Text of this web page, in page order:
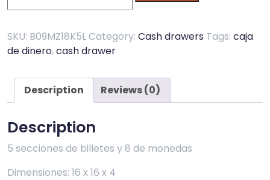
bajo
el
Star
interface
quantity
SKU: B09MZ18K5LCategory: Cash drawers Tags: caja
de dinero,cash drawer
Description Reviews (0)
Description
5 secciones de billetes y 8 de monedas
Dimensiones: 16 x 16 x 4